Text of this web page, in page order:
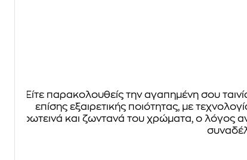
Είτε παρακολουθείς την αγαπημένη σου
επίσης εξαιρετικής ποιότητας, με
φωτεινά και ζωντανά του χρώματα, ο λόγος